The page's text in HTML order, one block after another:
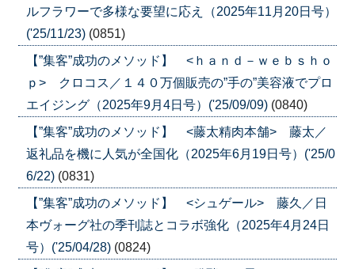
ルフラワーで多様な要望に応え（2025年11月20日号）
('25/11/23) (0851)
【”集客”成功のメソッド】 <ｈａｎｄ－ｗｅｂｓｈｏ
ｐ> クロコス／１４０万個販売の”手の”美容液でプロ
エイジング（2025年9月4日号）('25/09/09) (0840)
【”集客”成功のメソッド】 <藤太精肉本舗> 藤太／
返礼品を機に人気が全国化（2025年6月19日号）('25/0
6/22) (0831)
【”集客”成功のメソッド】 <シュゲール> 藤久／日
本ヴォーグ社の季刊誌とコラボ強化（2025年4月24日
号）('25/04/28) (0824)